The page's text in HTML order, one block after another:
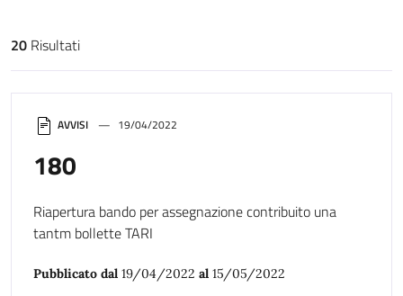
Risultati di ricerca
20 Risultati
AVVISI 19/04/2022
180
Riapertura bando per assegnazione contribuito una
tantm bollette TARI
Pubblicato dal 19/04/2022 al 15/05/2022